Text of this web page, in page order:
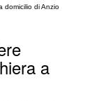
domicilio di Anzio
a